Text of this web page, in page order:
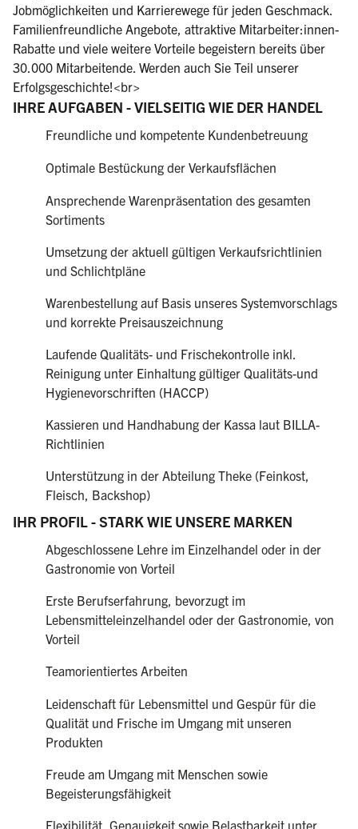
Jobmöglichkeiten und Karrierewege für jeden Geschmack.
Familienfreundliche Angebote, attraktive Mitarbeiter:innen-
Rabatte und viele weitere Vorteile begeistern bereits über
30.000 Mitarbeitende. Werden auch Sie Teil unserer
Erfolgsgeschichte!<br>
IHRE AUFGABEN - VIELSEITIG WIE DER HANDEL
Freundliche und kompetente Kundenbetreuung
Optimale Bestückung der Verkaufsflächen
Ansprechende Warenpräsentation des gesamten
Sortiments
Umsetzung der aktuell gültigen Verkaufsrichtlinien
und Schlichtpläne
Warenbestellung auf Basis unseres Systemvorschlags
und korrekte Preisauszeichnung
Laufende Qualitäts- und Frischekontrolle inkl.
Reinigung unter Einhaltung gültiger Qualitäts-und
Hygienevorschriften (HACCP)
Kassieren und Handhabung der Kassa laut BILLA-
Richtlinien
Unterstützung in der Abteilung Theke (Feinkost,
Fleisch, Backshop)
IHR PROFIL - STARK WIE UNSERE MARKEN
Abgeschlossene Lehre im Einzelhandel oder in der
Gastronomie von Vorteil
Erste Berufserfahrung, bevorzugt im
Lebensmitteleinzelhandel oder der Gastronomie, von
Vorteil
Teamorientiertes Arbeiten
Leidenschaft für Lebensmittel und Gespür für die
Qualität und Frische im Umgang mit unseren
Produkten
Freude am Umgang mit Menschen sowie
Begeisterungsfähigkeit
Flexibilität, Genauigkeit sowie Belastbarkeit unter